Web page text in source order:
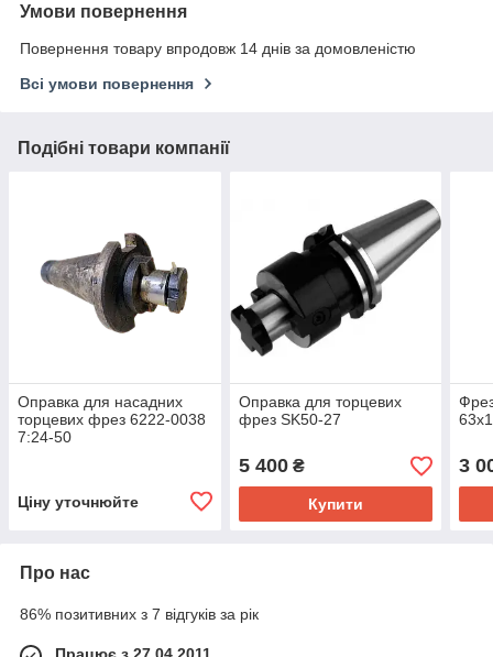
Умови повернення
Повернення товару впродовж 14 днів за домовленістю
Всі умови повернення
Подібні товари компанії
Оправка для насадних
торцевих фрез 6222-0038
7:24-50
Ціну уточнюйте
Оправка для торцевих
фрез SK50-27
5 400₴
Купити
3
Про нас
86% позитивних з 7 відгуків за рік